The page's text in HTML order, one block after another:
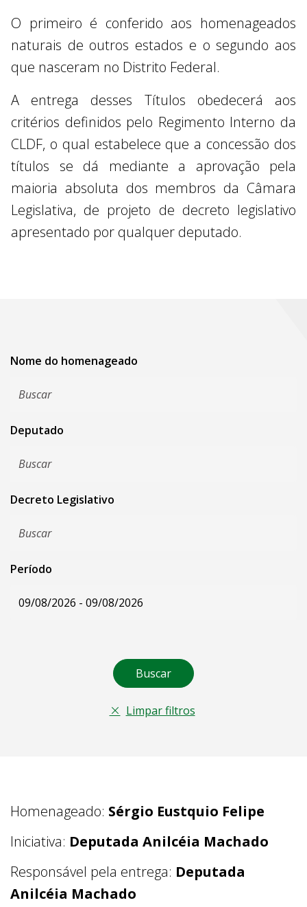
O primeiro é conferido aos homenageados
naturais de outros estados e o segundo aos
que nasceram no Distrito Federal.
A entrega desses Títulos obedecerá aos
critérios definidos pelo Regimento Interno da
CLDF, o qual estabelece que a concessão dos
títulos se dá mediante a aprovação pela
maioria absoluta dos membros da Câmara
Legislativa, de projeto de decreto legislativo
apresentado por qualquer deputado.
Nome do homenageado
Deputado
Decreto Legislativo
Período
Buscar
Limpar filtros
Homenageado: Sérgio Eustquio Felipe
Iniciativa: Deputada Anilcéia Machado
Responsável pela entrega: Deputada
Anilcéia Machado